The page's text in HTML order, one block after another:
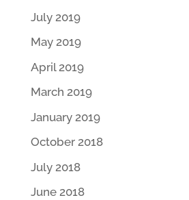
July 2019
May 2019
April 2019
March 2019
January 2019
October 2018
July 2018
June 2018